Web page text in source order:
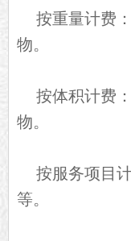
按重量计费
物。
按体积计费
物。
按服务项目
等。